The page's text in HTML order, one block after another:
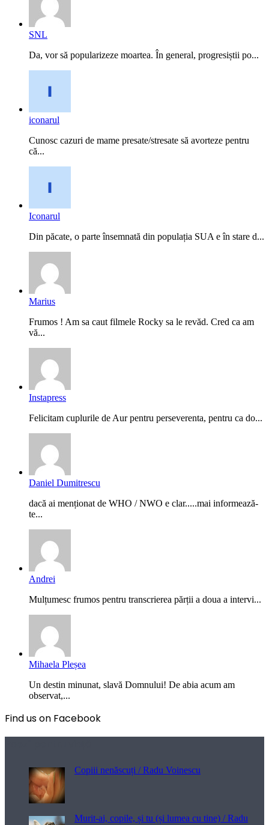
SNL
Da, vor să popularizeze moartea. În general, progresiștii po...
iconarul
Cunosc cazuri de mame presate/stresate să avorteze pentru
că...
Iconarul
Din păcate, o parte însemnată din populația SUA e în stare d...
Marius
Frumos ! Am sa caut filmele Rocky sa le revăd. Cred ca am
vă...
Instapress
Felicitam cuplurile de Aur pentru perseverenta, pentru ca do...
Daniel Dumitrescu
dacă ai menționat de WHO / NWO e clar.....mai informează-
te...
Andrei
Mulțumesc frumos pentru transcrierea părții a doua a intervi...
Mihaela Pleșea
Un destin minunat, slavă Domnului! De abia acum am
observat,...
Find us on Facebook
Copiii nenăscuți / Radu Voinescu
Murit-ai, copile, și tu (și lumea cu tine) / Radu